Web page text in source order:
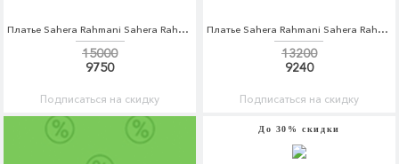
Платье Sahera Rahmani Sahera Rahmani MP002XW1AV9P
15000
9750
Подписаться на скидку
Платье Sahera Rahmani Sahera Rahmani MP002XW1AMJZ
13200
9240
Подписаться на скидку
До 30% скидки